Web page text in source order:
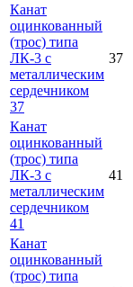
Канат
оцинкованный
(трос) типа
ЛК-3 с
металлическим
сердечником
37
37
Канат
оцинкованный
(трос) типа
ЛК-3 с
металлическим
сердечником
41
41
Канат
оцинкованный
(трос) типа